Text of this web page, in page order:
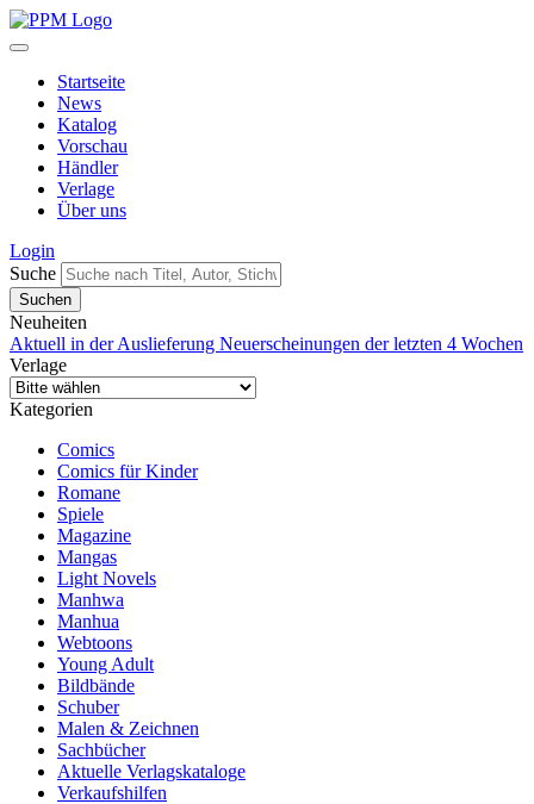
Startseite
News
Katalog
Vorschau
Händler
Verlage
Über uns
Login
Suche
Neuheiten
Aktuell in der Auslieferung Neuerscheinungen der letzten 4 Wochen
Verlage
Kategorien
Comics
Comics für Kinder
Romane
Spiele
Magazine
Mangas
Light Novels
Manhwa
Manhua
Webtoons
Young Adult
Bildbände
Schuber
Malen & Zeichnen
Sachbücher
Aktuelle Verlagskataloge
Verkaufshilfen